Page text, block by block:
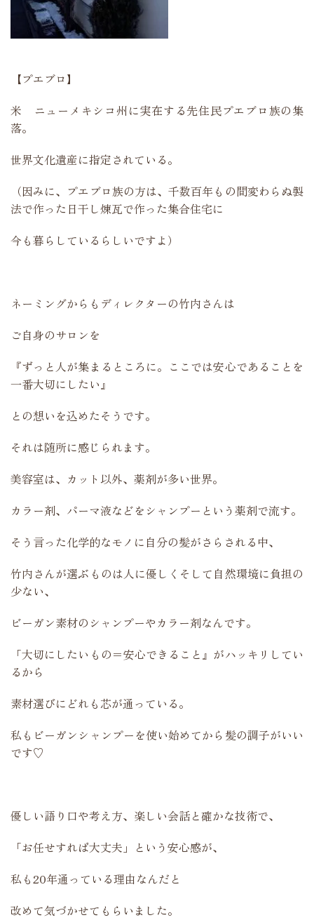
【プエブロ】
米 ニューメキシコ州に実在する先住民プエブロ族の集
落。
世界文化遺産に指定されている。
（因みに、プエブロ族の方は、千数百年もの間変わらぬ製
法で作った日干し煉瓦で作った集合住宅に
今も暮らしているらしいですよ）
ネーミングからもディレクターの竹内さんは
ご自身のサロンを
『ずっと人が集まるところに。ここでは安心であることを
一番大切にしたい』
との想いを込めたそうです。
それは随所に感じられます。
美容室は、カット以外、薬剤が多い世界。
カラー剤、パーマ液などをシャンプーという薬剤で流す。
そう言った化学的なモノに自分の髪がさらされる中、
竹内さんが選ぶものは人に優しくそして自然環境に負担の
少ない、
ビーガン素材のシャンプーやカラー剤なんです。
「大切にしたいもの＝安心できること』がハッキリしてい
るから
素材選びにどれも芯が通っている。
私もビーガンシャンプーを使い始めてから髪の調子がいい
です♡
優しい語り口や考え方、楽しい会話と確かな技術で、
「お任せすれば大丈夫」という安心感が、
私も20年通っている理由なんだと
改めて気づかせてもらいました。